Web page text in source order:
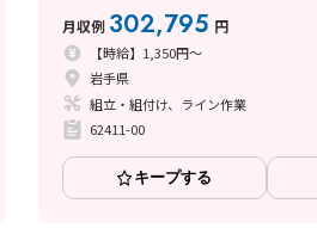
月収例 302,795 円
【時給】1,350円～
岩手県
組立・組付け、ライン作業
62411-00
キープする